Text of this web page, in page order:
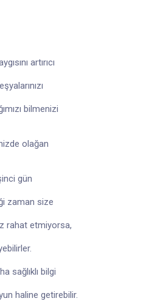
artırıcı
bilmenizi
olağan
gün
zaman size
rahat etmiyorsa,
sağlıklı bilgi
haline getirebilir.